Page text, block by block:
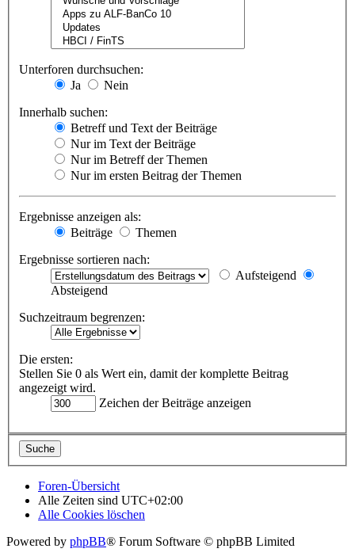
Unterforen durchsuchen:
Ja
Nein
Innerhalb suchen:
Betreff und Text der Beiträge
Nur im Text der Beiträge
Nur im Betreff der Themen
Nur im ersten Beitrag der Themen
Ergebnisse anzeigen als:
Beiträge
Themen
Ergebnisse sortieren nach:
Aufsteigend
Absteigend
Suchzeitraum begrenzen:
Die ersten:
Stellen Sie 0 als Wert ein, damit der komplette Beitrag
angezeigt wird.
Zeichen der Beiträge anzeigen
Foren-Übersicht
Alle Zeiten sind UTC+02:00
Alle Cookies löschen
Powered by phpBB® Forum Software © phpBB Limited